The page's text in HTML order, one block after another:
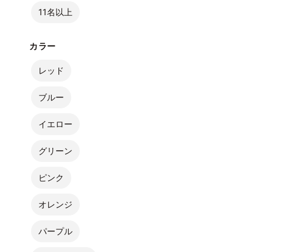
11名以上
カラー
レッド
ブルー
イエロー
グリーン
ピンク
オレンジ
パープル